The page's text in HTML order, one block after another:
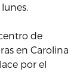
de
en Carolina
por el